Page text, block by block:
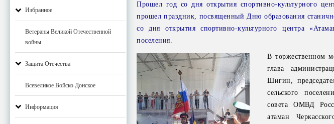
Избранное
Ветераны Великой Отечественной
войны
Защита Отечества
Всевеликое Войско Донское
Информация
Прошел год со дня открытия спортивно-культурного
прошел праздник, посвященный Дню образования
со дня открытия спортивно-культурного центра
поселения.
В торжественном
глава
Шигин,
сельского
совета ОМВД
атаман